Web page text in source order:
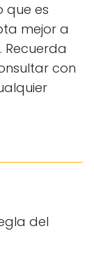
que es
mejor a
Recuerda
con
del